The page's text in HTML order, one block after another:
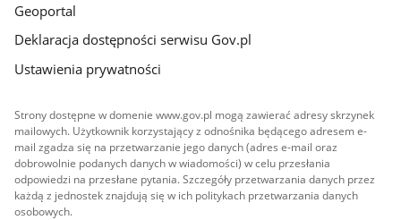
Geoportal
Deklaracja dostępności serwisu Gov.pl
Ustawienia prywatności
Strony dostępne w domenie www.gov.pl mogą zawierać adresy skrzynek
mailowych. Użytkownik korzystający z odnośnika będącego adresem e-
mail zgadza się na przetwarzanie jego danych (adres e-mail oraz
dobrowolnie podanych danych w wiadomości) w celu przesłania
odpowiedzi na przesłane pytania. Szczegóły przetwarzania danych przez
każdą z jednostek znajdują się w ich politykach przetwarzania danych
osobowych.